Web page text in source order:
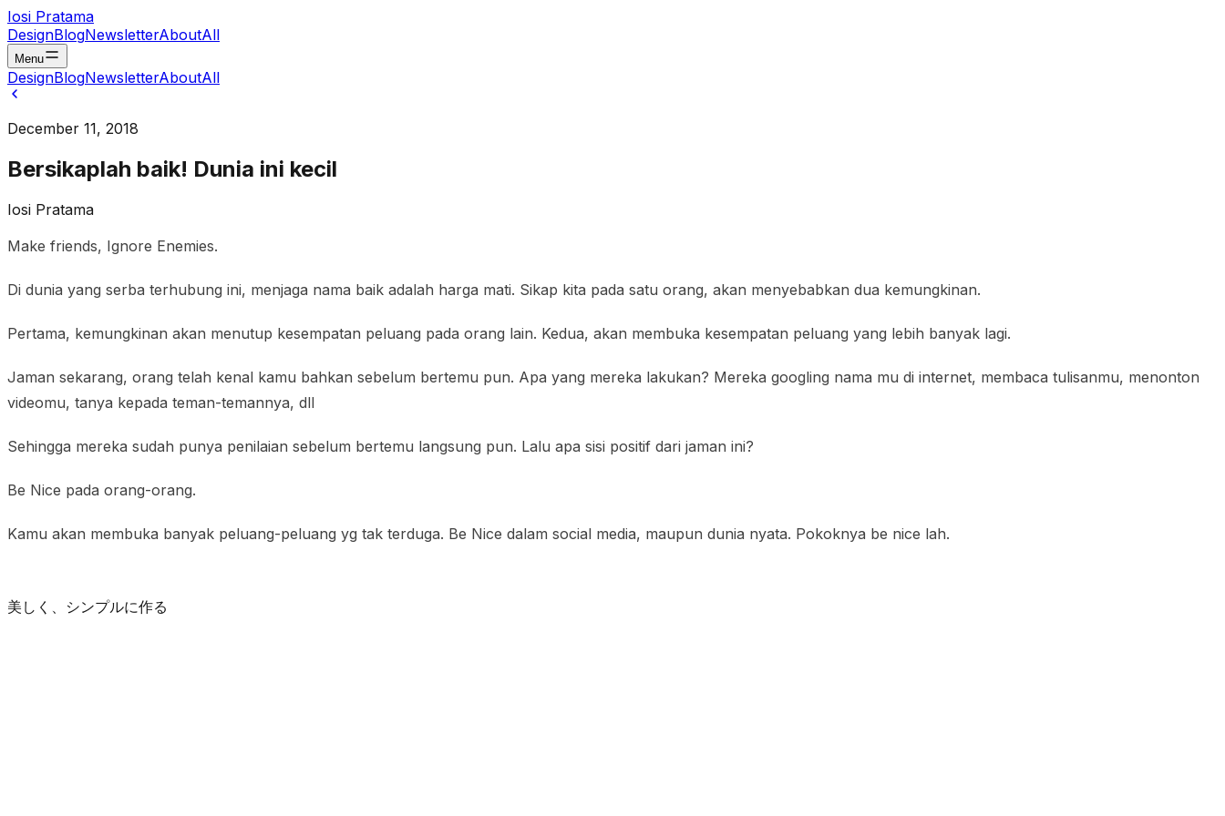
Iosi Pratama
DesignBlogNewsletterAboutAll
Menu
DesignBlogNewsletterAboutAll
December 11, 2018
Bersikaplah baik! Dunia ini kecil
Iosi Pratama
Make friends, Ignore Enemies.
Di dunia yang serba terhubung ini, menjaga nama baik adalah harga mati. Sikap kita pada satu orang, akan menyebabkan dua kemungkinan.
Pertama, kemungkinan akan menutup kesempatan peluang pada orang lain. Kedua, akan membuka kesempatan peluang yang lebih banyak lagi.
Jaman sekarang, orang telah kenal kamu bahkan sebelum bertemu pun. Apa yang mereka lakukan? Mereka googling nama mu di internet, membaca tulisanmu, menonton
videomu, tanya kepada teman-temannya, dll
Sehingga mereka sudah punya penilaian sebelum bertemu langsung pun. Lalu apa sisi positif dari jaman ini?
Be Nice pada orang-orang.
Kamu akan membuka banyak peluang-peluang yg tak terduga. Be Nice dalam social media, maupun dunia nyata. Pokoknya be nice lah.
美しく、シンプルに作る